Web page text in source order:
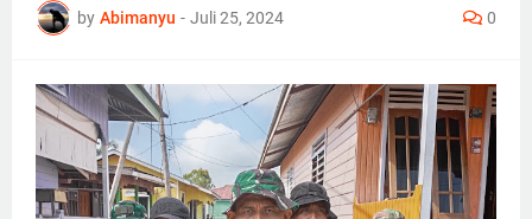
by Abimanyu - Juli 25, 2024 0